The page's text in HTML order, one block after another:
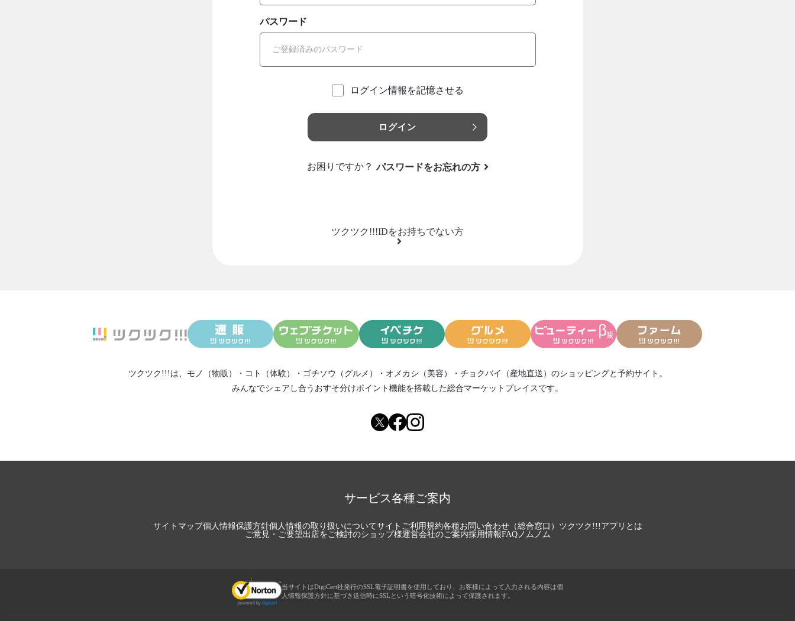
パスワード
ログイン情報を記憶させる
ログイン
お困りですか？ パスワードをお忘れの方
ツクツク!!!IDをお持ちでない方
ツクツク!!!は、 モノ（物販） ・ コト（体験） ・ ゴチソウ（グルメ） ・ オメカシ（美容） ・ チョクバイ（産地直送） のショッピングと予約サイト。
みんなでシェアし合う おすそ分けポイント機能を搭載した総合マーケットプレイスです。
サービス各種ご案内
サイトマップ個人情報保護方針個人情報の取り扱いについてサイトご利用規約各種お問い合わせ（総合窓口） ツクツク!!!アプリとは
ご意見・ご要望出店をご検討のショップ様運営会社のご案内採用情報FAQノムノム
当サイトはDigiCert社発行のSSL電子証明書を使用しており、お客様によって入力される内容は個
人情報保護方針に基づき送信時にSSLという暗号化技術によって保護されます。